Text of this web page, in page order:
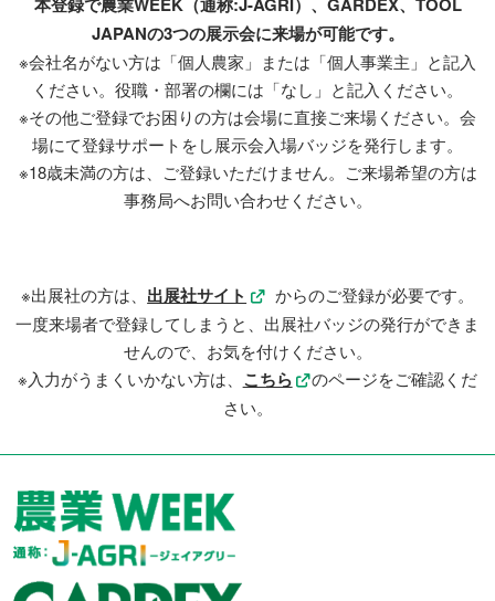
JAPANの3つの展示会に来場が可能です。
※会社名がない方は「個人農家」または「個人事業主」と記入
ください。役職・部署の欄には「なし」と記入ください。
※その他ご登録でお困りの方は会場に直接ご来場ください。会
場にて登録サポートをし展示会入場バッジを発行します。
※18歳未満の方は、ご登録いただけません。ご来場希望の方は
事務局へお問い合わせください。
※出展社の方は、 出展社サイト
からのご登録が必要です。
一度来場者で登録してしまうと、出展社バッジの発行ができま
せんので、お気を付けください。
※入力がうまくいかない方は、 こちら
のページをご確認くだ
さい。